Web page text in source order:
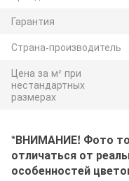
Гарантия
Страна-производитель
Цена за м² при
нестандартных
размерах
*ВНИМАНИЕ! Фото
отличаться от
особенностей